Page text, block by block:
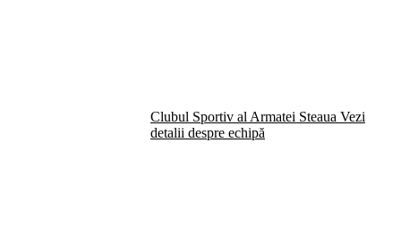
Clubul Sportiv al Armatei Steaua Vezi
detalii despre echipă